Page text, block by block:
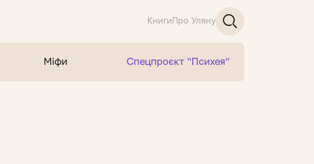
Книги Про Уляну
Міфи Спецпроєкт “Психея”